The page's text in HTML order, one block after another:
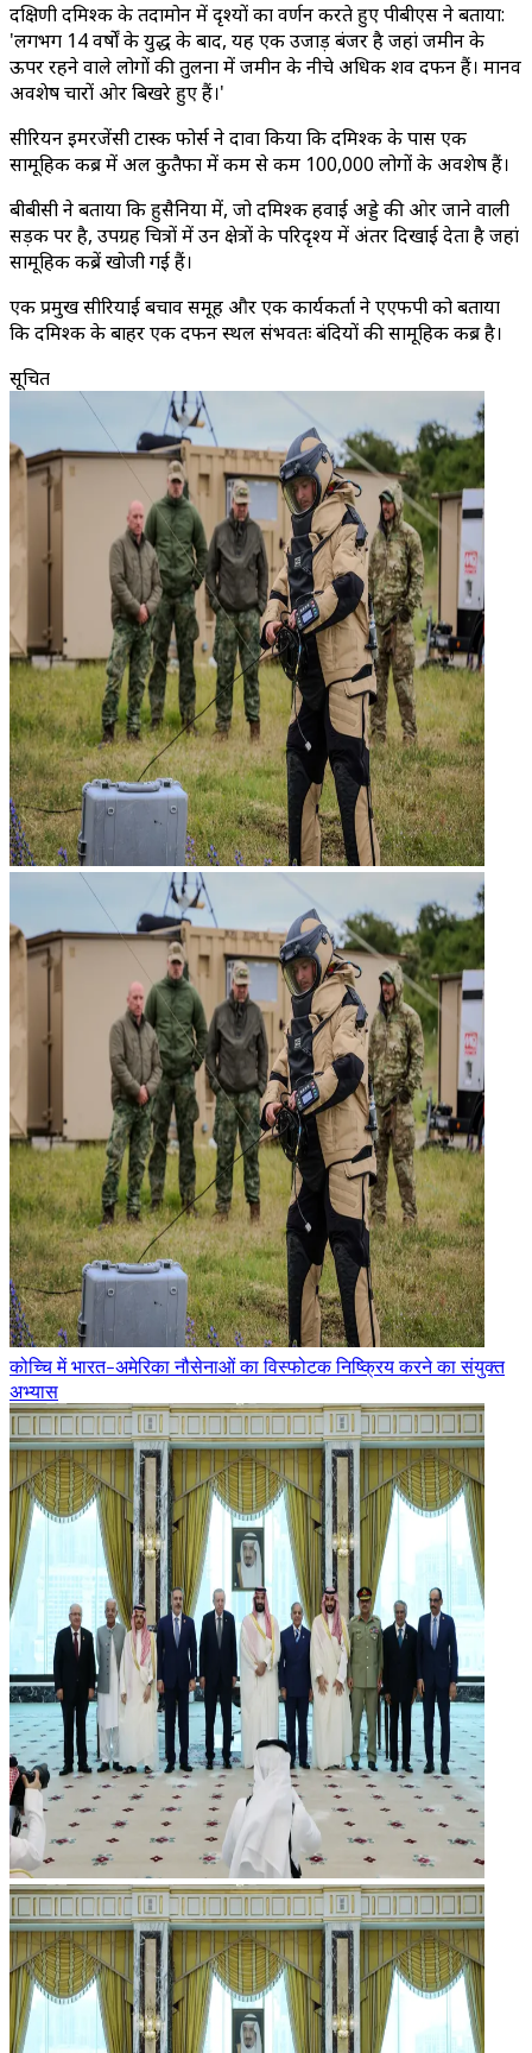
दक्षिणी दमिश्क के तदामोन में दृश्यों का वर्णन करते हुए पीबीएस ने बताया:
'लगभग 14 वर्षों के युद्ध के बाद, यह एक उजाड़ बंजर है जहां जमीन के
ऊपर रहने वाले लोगों की तुलना में जमीन के नीचे अधिक शव दफन हैं। मानव
अवशेष चारों ओर बिखरे हुए हैं।'
सीरियन इमरजेंसी टास्क फोर्स ने दावा किया कि दमिश्क के पास एक
सामूहिक कब्र में अल कुतैफा में कम से कम 100,000 लोगों के अवशेष हैं।
बीबीसी ने बताया कि हुसैनिया में, जो दमिश्क हवाई अड्डे की ओर जाने वाली
सड़क पर है, उपग्रह चित्रों में उन क्षेत्रों के परिदृश्य में अंतर दिखाई देता है जहां
सामूहिक कब्रें खोजी गई हैं।
एक प्रमुख सीरियाई बचाव समूह और एक कार्यकर्ता ने एएफपी को बताया
कि दमिश्क के बाहर एक दफन स्थल संभवतः बंदियों की सामूहिक कब्र है।
सूचित
कोच्चि में भारत-अमेरिका नौसेनाओं का विस्फोटक निष्क्रिय करने का संयुक्त
अभ्यास